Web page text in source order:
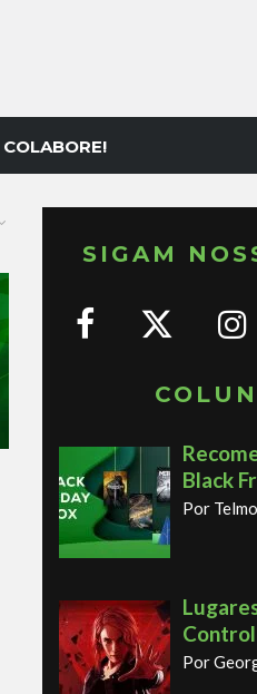
COLABORE!
SIGAM
Black
Por
Control
Por